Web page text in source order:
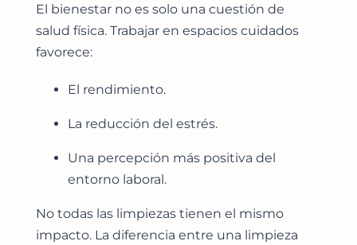
El bienestar no es solo una cuestión de
salud física. Trabajar en espacios cuidados
favorece:
El rendimiento.
La reducción del estrés.
Una percepción más positiva del
entorno laboral.
No todas las limpiezas tienen el mismo
impacto. La diferencia entre una limpieza